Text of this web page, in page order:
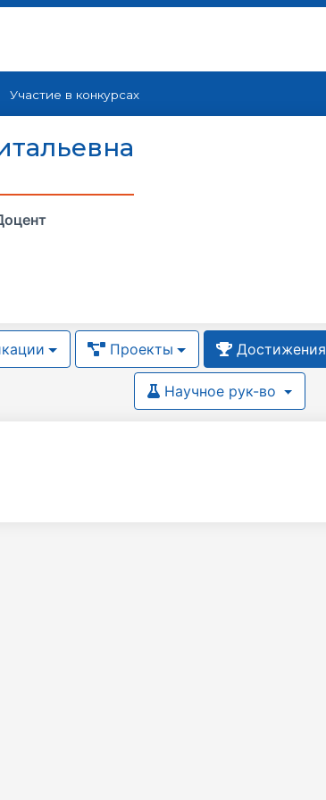
Участие в конкурсах
Проекты Достижения
Научное рук-во